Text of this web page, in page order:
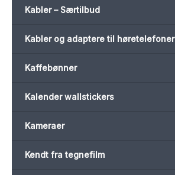
Kabler – Særtilbud
Kabler og adaptere til høretelefoner
Kaffebønner
Kalender wallstickers
Kameraer
Kendt fra tegnefilm